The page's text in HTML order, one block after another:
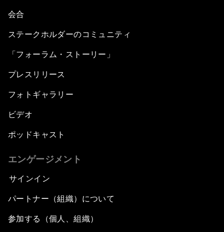
会合
ステークホルダーのコミュニティ
「フォーラム・ストーリー」
プレスリリース
フォトギャラリー
ビデオ
ポッドキャスト
エンゲージメント
サインイン
パートナー（組織）について
参加する（個人、組織）